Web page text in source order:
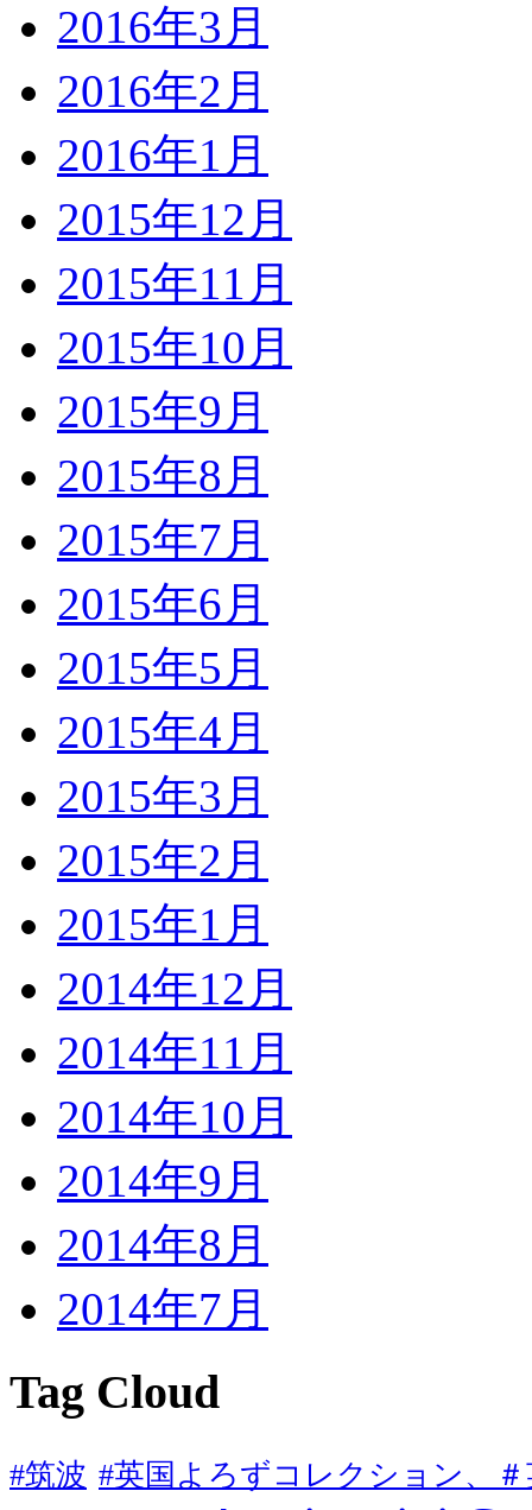
2016年3月
2016年2月
2016年1月
2015年12月
2015年11月
2015年10月
2015年9月
2015年8月
2015年7月
2015年6月
2015年5月
2015年4月
2015年3月
2015年2月
2015年1月
2014年12月
2014年11月
2014年10月
2014年9月
2014年8月
2014年7月
Tag Cloud
#筑波 #英国よろずコレクション、